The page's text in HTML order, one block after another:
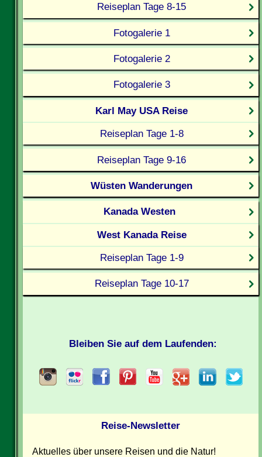
Reiseplan Tage 8-15
Fotogalerie 1
Fotogalerie 2
Fotogalerie 3
Karl May USA Reise
Reiseplan Tage 1-8
Reiseplan Tage 9-16
Wüsten Wanderungen
Kanada Westen
West Kanada Reise
Reiseplan Tage 1-9
Reiseplan Tage 10-17
Bleiben Sie auf dem Laufenden:
Reise-Newsletter
Aktuelles über unsere Reisen und die Natur!